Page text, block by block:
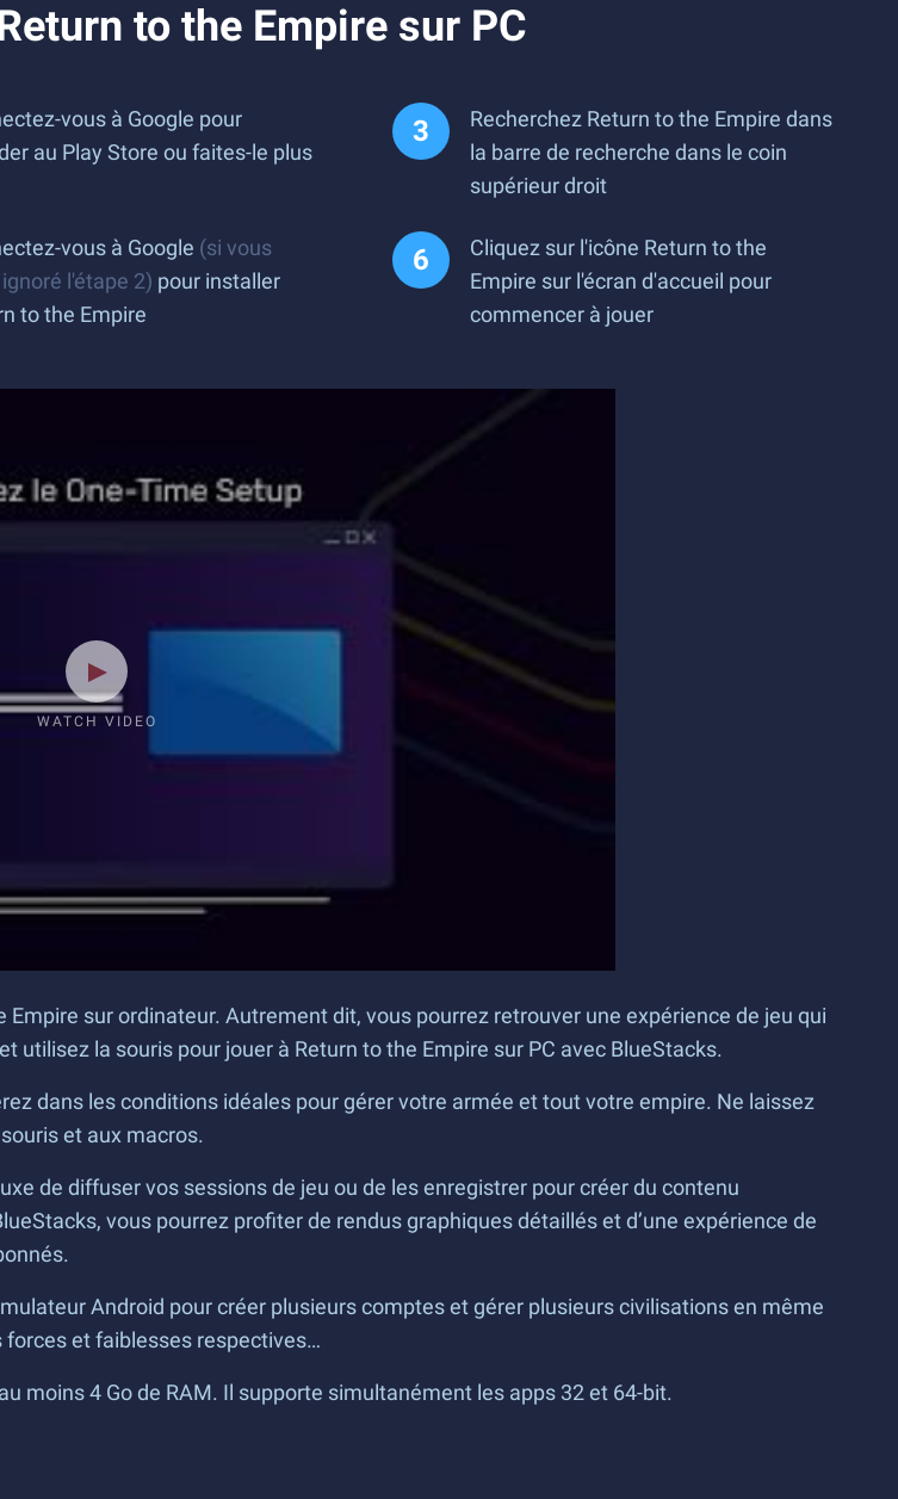
to the Empire sur PC
vous à Google pour
au Play Store ou faites-le plus
Recherchez Return to the Empire dans
la barre de recherche dans le coin
supérieur droit
vous à Google (si vous
l'étape 2) pour installer
to the Empire
Cliquez sur l'icône Return to the
Empire sur l'écran d'accueil pour
commencer à jouer
WATCH VIDEO
sur ordinateur. Autrement dit, vous pourrez retrouver une expérience de jeu qui
la souris pour jouer à Return to the Empire sur PC avec BlueStacks.
dans les conditions idéales pour gérer votre armée et tout votre empire. Ne laissez
et aux macros.
de diffuser vos sessions de jeu ou de les enregistrer pour créer du contenu
vous pourrez profiter de rendus graphiques détaillés et d’une expérience de
Android pour créer plusieurs comptes et gérer plusieurs civilisations en même
et faiblesses respectives…
moins 4 Go de RAM. Il supporte simultanément les apps 32 et 64-bit.